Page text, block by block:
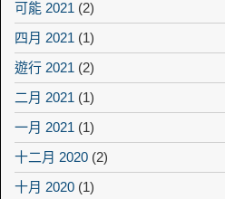
可能 2021 (2)
四月 2021 (1)
遊行 2021 (2)
二月 2021 (1)
一月 2021 (1)
十二月 2020 (2)
十月 2020 (1)